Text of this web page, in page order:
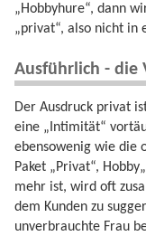
„Hobbyhure“, dann
„privat“, also nicht in
Ausführlich - die
Der Ausdruck privat
eine „Intimität“
ebensowenig wie die
Paket „Privat“,
mehr ist, wird oft
dem Kunden zu
unverbrauchte Frau